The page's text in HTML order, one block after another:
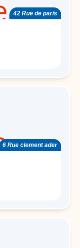
42 Rue de paris
6 Rue clement ader